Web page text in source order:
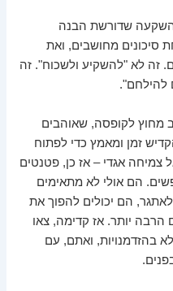
השקעה שדורשת הבנה
סיכונים מחושבים, ואת
זה לא "להשקיע ולשכוח". זה
להילחם".
מחוץ לקופסה, שאוהבים
זמן ומאמץ כדי לפתוח
אגדי – אז כן, פטנטים
הם אולי לא מתאימים
הם יכולים להפוך את
הרבה יותר. אז קדימה, צאו
בהזדמנויות, ואתם, עם